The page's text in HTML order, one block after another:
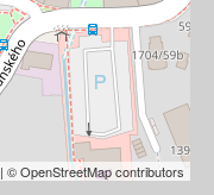
| © OpenStreetMap contributors